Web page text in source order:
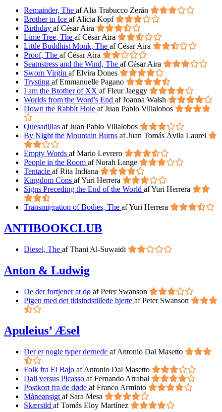
Remainder, The af Alia Trabucco Zerán
Brother in Ice af Alicia Kopf
Birthday af César Aira
Lime Tree, The af César Aira
Little Buddhist Monk, The af César Aira
Proof, The af César Aira
Seamstress and the Wind, The af César Aira
Sworn Virgin af Elvira Dones
Trysting af Emmanuelle Pagano
I am the Brother of XX af Fleur Jaeggy
Worlds from the Word's End af Joanna Walsh
Down the Rabbit Hole af Juan Pablo Villalobos
Quesadillas af Juan Pablo Villalobos
By Night the Mountain Burns af Juan Tomás Ávila Laurel
Empty Words af Mario Levrero
People in the Room af Norah Lange
Tentacle af Rita Indiana
Kingdom Cons af Yuri Herrera
Signs Preceding the End of the World af Yuri Herrera
Transmigration of Bodies, The af Yuri Herrera
ANTIBOOKCLUB
Diesel, The af Thani Al-Suwaidi
Anton & Ludwig
De der fortjener at dø af Peter Swanson
Pigen med det tidsindstillede hjerte af Peter Swanson
Apuleius’ Æsel
Der er nogle typer dernede af Antonio Dal Masetto
Folk fra El Bajo af Antonio Dal Masetto
Dali versus Picasso af Fernando Arrabal
Postkort fra de døde af Franco Arminio
Måneansigt af Sara Mesa
Skærsild af Tomás Eloy Martínez